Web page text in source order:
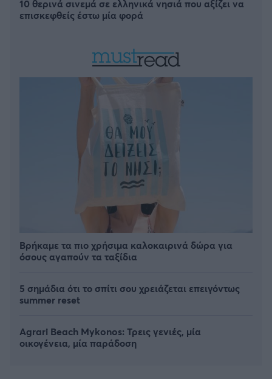
10 θερινά σινεμά σε ελληνικά νησιά που αξίζει να
επισκεφθείς έστω μία φορά
Βρήκαμε τα πιο χρήσιμα καλοκαιρινά δώρα για
όσους αγαπούν τα ταξίδια
5 σημάδια ότι το σπίτι σου χρειάζεται επειγόντως
summer reset
Agrari Beach Mykonos: Τρεις γενιές, μία
οικογένεια, μία παράδοση